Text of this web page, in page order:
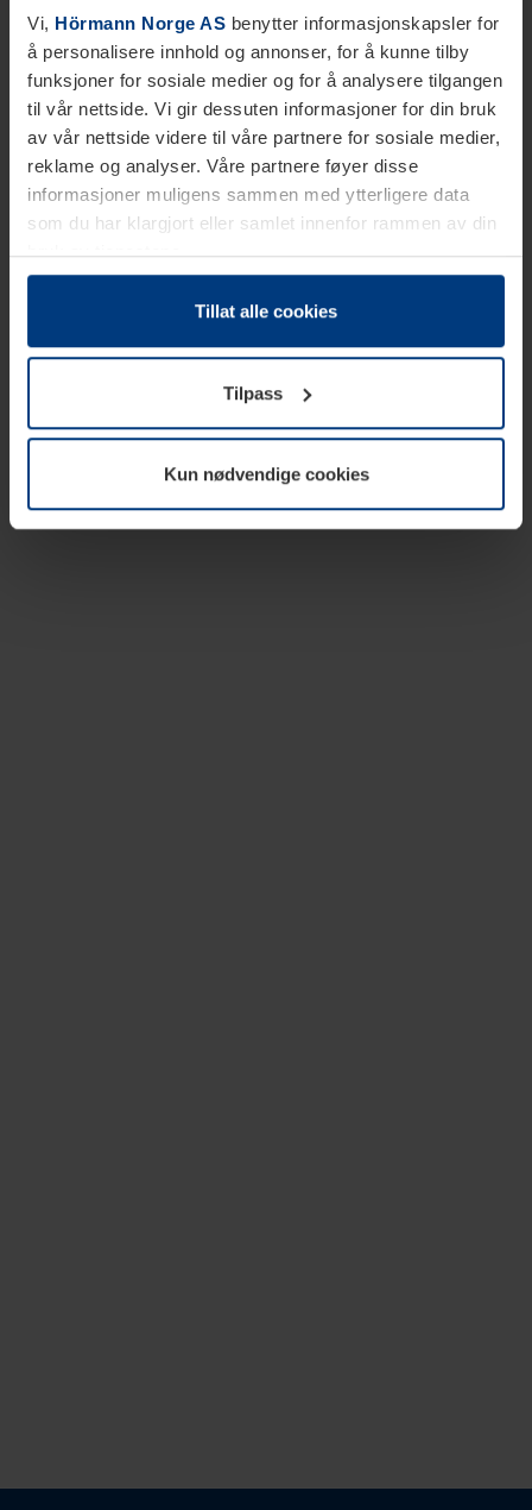
Vi, Hörmann Norge AS benytter informasjonskapsler for
å personalisere innhold og annonser, for å kunne tilby
funksjoner for sosiale medier og for å analysere tilgangen
til vår nettside. Vi gir dessuten informasjoner for din bruk
av vår nettside videre til våre partnere for sosiale medier,
reklame og analyser. Våre partnere føyer disse
informasjoner muligens sammen med ytterligere data
som du har klargjort eller samlet innenfor rammen av din
bruk av tjenestene.
Etter loven kan vi lagre informasjonskapsler på din
datamaskin, hvis disse er absolutt nødvendig for drift av
trenger vi din tillatelse. Du kan når som helst endre eller
tilbakekalle ditt samtykke i forklaringen av
informasjonskapselen på sidenPersonvernerklæringpå
Tillat alle cookies
Tilpass
Kun nødvendige cookies